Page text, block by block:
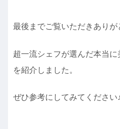
最後までご覧いただきありが
超一流シェフが選んだ本当
を紹介しました。
ぜひ参考にしてみてください